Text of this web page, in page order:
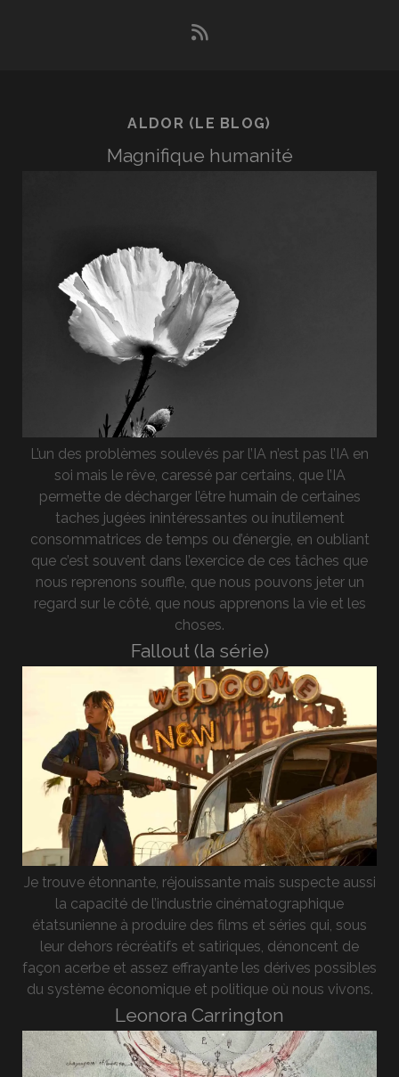
rss
ALDOR (LE BLOG)
Magnifique humanité
L’un des problèmes soulevés par l’IA n’est pas l’IA en
soi mais le rêve, caressé par certains, que l’IA
permette de décharger l’être humain de certaines
taches jugées inintéressantes ou inutilement
consommatrices de temps ou d’énergie, en oubliant
que c’est souvent dans l’exercice de ces tâches que
nous reprenons souffle, que nous pouvons jeter un
regard sur le côté, que nous apprenons la vie et les
choses.
Fallout (la série)
Je trouve étonnante, réjouissante mais suspecte aussi
la capacité de l’industrie cinématographique
étatsunienne à produire des films et séries qui, sous
leur dehors récréatifs et satiriques, dénoncent de
façon acerbe et assez effrayante les dérives possibles
du système économique et politique où nous vivons.
Leonora Carrington